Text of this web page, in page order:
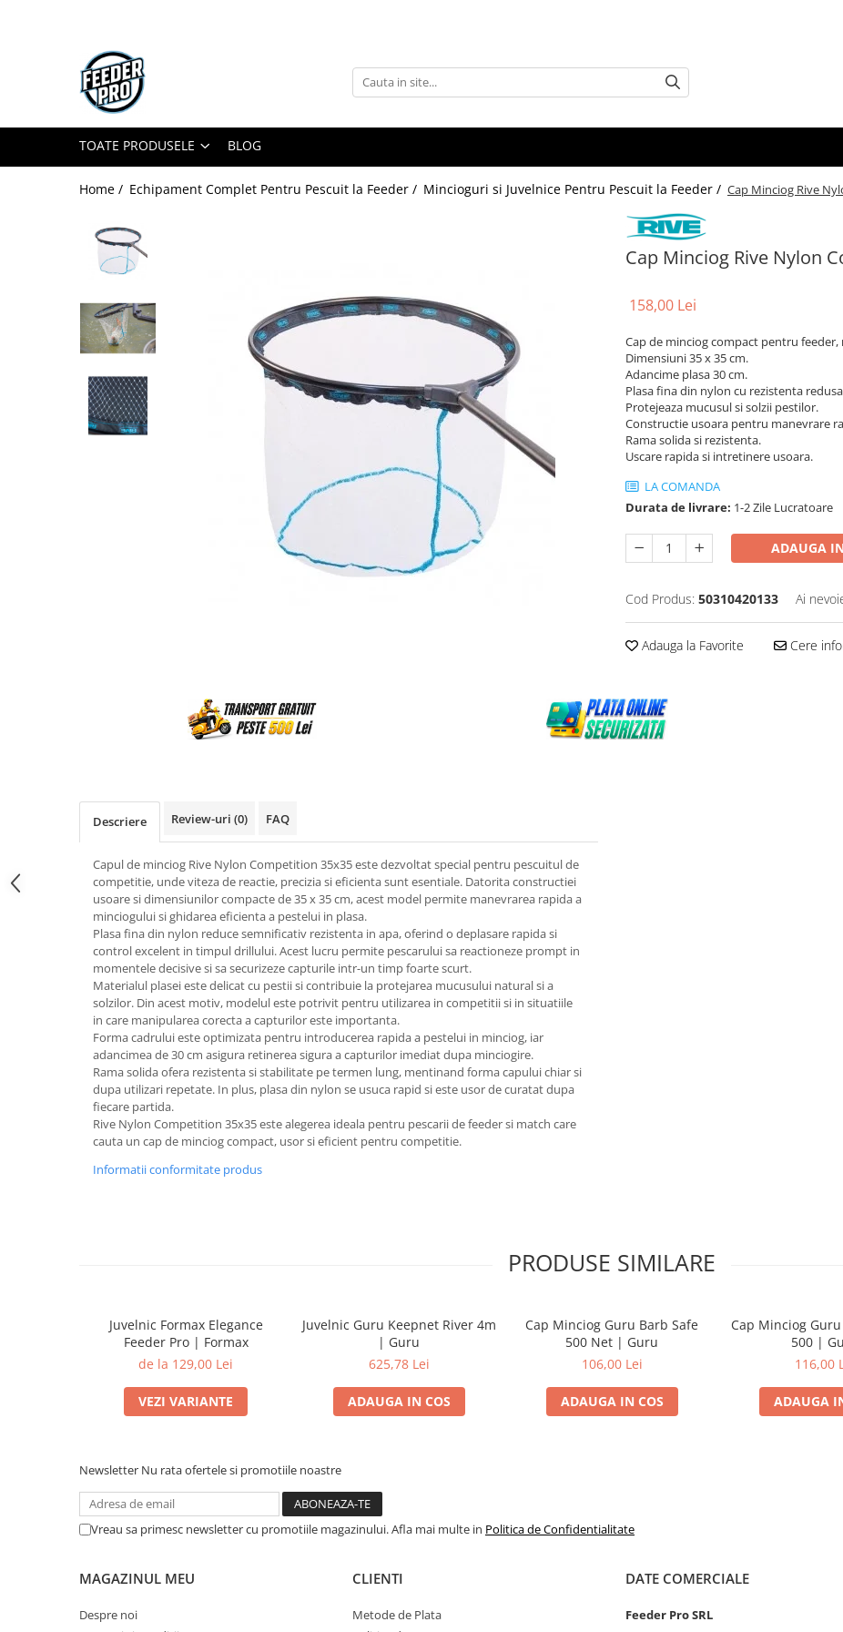
Toate Produsele
Accesorii Diverse
Mincioguri si Juvelnice
Scaune si Accesorii
Accesorii Nadire
Nade si Momeli
Accesorii Monturi
TOATE PRODUSELE BLOG
Home / Echipament Complet Pentru Pescuit la Feeder / Mincioguri si Juvelnice Pentru Pescuit la Feeder / Cap Minciog Rive
Cap Minciog Rive Nylon
158,00 Lei
Cap de minciog compact pentru
Dimensiuni 35 x 35 cm.
Adancime plasa 30 cm.
Plasa fina din nylon cu rezistenta
Protejeaza mucusul si solzii pestilor.
Constructie usoara pentru manevrare
Rama solida si rezistenta.
Uscare rapida si intretinere usoara.
LA COMANDA
Durata de livrare: 1-2 Zile Lucratoare
ADAUGA
Cod Produs: 50310420133 Ai
Adauga la Favorite Cere
Descriere Review-uri (0) FAQ
Capul de minciog Rive Nylon Competition 35x35 este dezvoltat special pentru pescuitul de
competitie, unde viteza de reactie, precizia si eficienta sunt esentiale. Datorita constructiei
usoare si dimensiunilor compacte de 35 x 35 cm, acest model permite manevrarea rapida a
minciogului si ghidarea eficienta a pestelui in plasa.
Plasa fina din nylon reduce semnificativ rezistenta in apa, oferind o deplasare rapida si
control excelent in timpul drillului. Acest lucru permite pescarului sa reactioneze prompt in
momentele decisive si sa securizeze capturile intr-un timp foarte scurt.
Materialul plasei este delicat cu pestii si contribuie la protejarea mucusului natural si a
solzilor. Din acest motiv, modelul este potrivit pentru utilizarea in competitii si in situatiile
in care manipularea corecta a capturilor este importanta.
Forma cadrului este optimizata pentru introducerea rapida a pestelui in minciog, iar
adancimea de 30 cm asigura retinerea sigura a capturilor imediat dupa minciogire.
Rama solida ofera rezistenta si stabilitate pe termen lung, mentinand forma capului chiar si
dupa utilizari repetate. In plus, plasa din nylon se usuca rapid si este usor de curatat dupa
fiecare partida.
Rive Nylon Competition 35x35 este alegerea ideala pentru pescarii de feeder si match care
cauta un cap de minciog compact, usor si eficient pentru competitie.
Informatii conformitate produs
PRODUSE SIMILARE
Juvelnic Formax Elegance
Feeder Pro | Formax
de la 129,00 Lei
VEZI VARIANTE
Juvelnic Guru Keepnet River 4m
| Guru
625,78 Lei
ADAUGA IN COS
Cap Minciog Guru Barb Safe
500 Net | Guru
106,00 Lei
ADAUGA IN COS
Cap Minciog
500 |
116,00
ADAUGA
Newsletter Nu rata ofertele si promotiile noastre
Vreau sa primesc newsletter cu promotiile magazinului. Afla mai multe in Politica de Confidentialitate
MAGAZINUL MEU
Despre noi
CLIENTI
Metode de Plata
DATE COMERCIALE
Feeder Pro SRL